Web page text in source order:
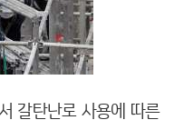
갈탄난로 사용에 따른